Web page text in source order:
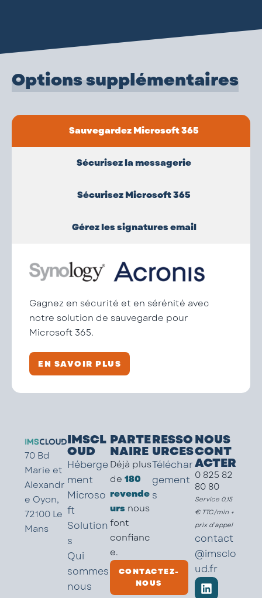
Options supplémentaires
Sauvegardez Microsoft 365
Sécurisez la messagerie
Sécurisez Microsoft 365
Gérez les signatures email
Gagnez en sécurité et en sérénité avec
notre solution de sauvegarde pour
Microsoft 365.
EN SAVOIR PLUS
70 Bd
Marie et
Alexandr
e Oyon,
72100 Le
Mans
IMSCL
OUD
Héberge
ment
Microso
ft
Solution
s
Qui
sommes
nous
PARTE
NAIRE
Déjà plus
de 180
revende
ursnous
font
confianc
e.
CONTACTEZ-
NOUS
RESSO
URCES
Téléchar
gement
s
NOUS
CONT
ACTER
0 825 82
80 80
Service 0,15
€ TTC/min +
prix d’appel
contact
@imsclo
ud.fr